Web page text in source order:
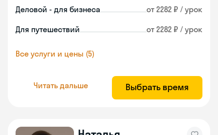
Деловой - для бизнеса от 2282 ₽ / урок
Для путешествий от 2282 ₽ / урок
Все услуги и цены (5)
Читать дальше Выбрать время